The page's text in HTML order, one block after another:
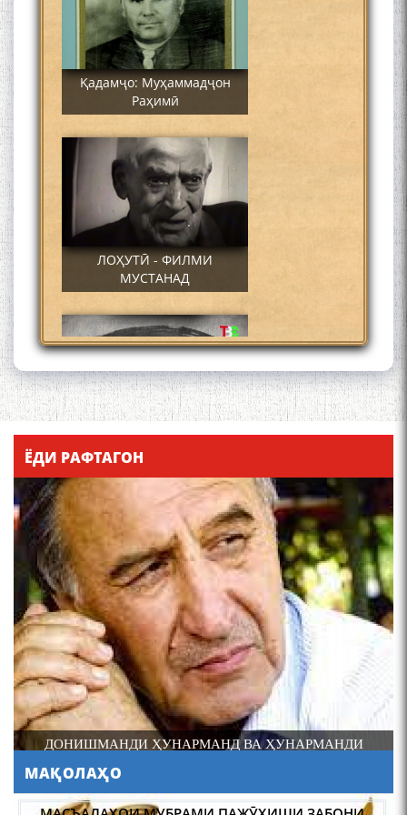
Қадамҷо: Муҳаммадҷон
Раҳимӣ
ЛОҲУТӢ - ФИЛМИ
МУСТАНАД
Қадамҷо - Лоҳутӣ
4-уми декабр- зодрӯзи
шоири абадзинда Абулқосим
Лоҳутӣ
АБУЛҚОСИМ ЛОҲУТӢ /
ABULQOSIM LOHUTY/
ЁДИ РАФТАГОН
ДОНИШМАНДИ ҲУНАРМАНД ВА ҲУНАРМАНДИ
МАҚОЛАҲО